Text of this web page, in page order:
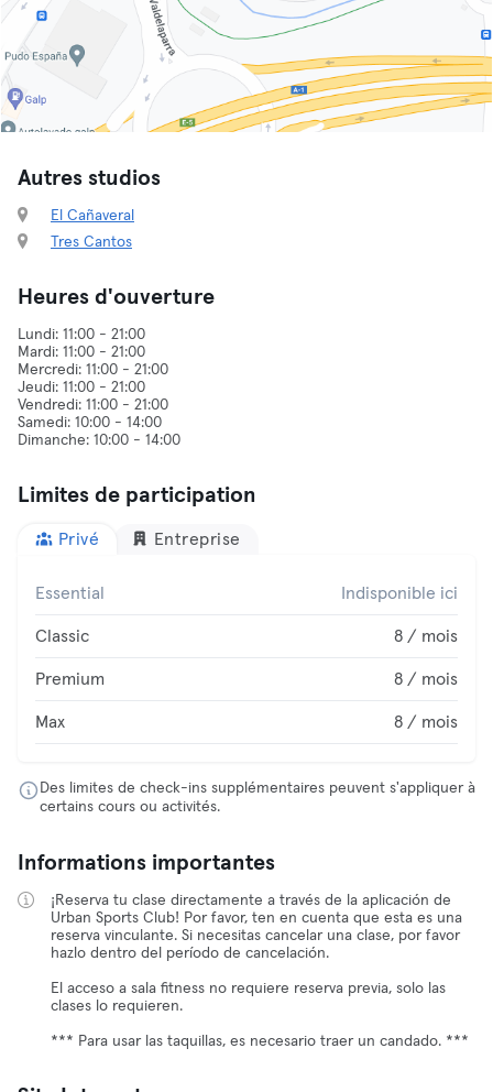
Autres studios
El Cañaveral
Tres Cantos
Heures d'ouverture
Lundi: 11:00 - 21:00
Mardi: 11:00 - 21:00
Mercredi: 11:00 - 21:00
Jeudi: 11:00 - 21:00
Vendredi: 11:00 - 21:00
Samedi: 10:00 - 14:00
Limites de participation
Privé Entreprise
Essential Indisponible ici
Classic 8 / mois
Premium 8 / mois
Max 8 / mois
Des limites de check-ins supplémentaires peuvent s'appliquer à
certains cours ou activités.
Informations importantes
¡Reserva tu clase directamente a través de la aplicación de
Urban Sports Club! Por favor, ten en cuenta que esta es una
reserva vinculante. Si necesitas cancelar una clase, por favor
hazlo dentro del período de cancelación.
El acceso a sala fitness no requiere reserva previa, solo las
clases lo requieren.
*** Para usar las taquillas, es necesario traer un candado. ***